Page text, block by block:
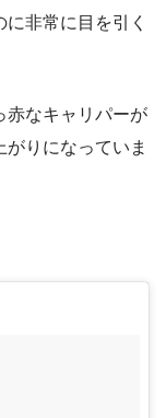
非常に目を引く
赤なキャリパーが
りになっていま